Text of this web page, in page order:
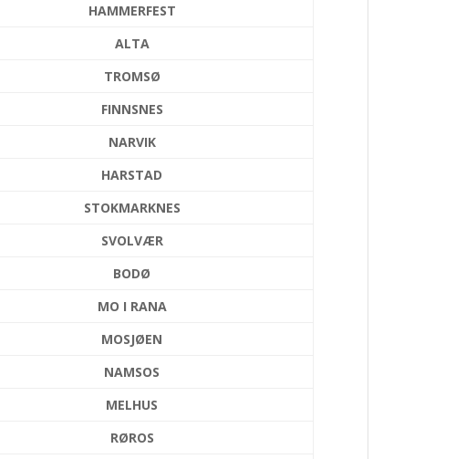
HAMMERFEST
ALTA
TROMSØ
FINNSNES
NARVIK
HARSTAD
STOKMARKNES
SVOLVÆR
BODØ
MO I RANA
MOSJØEN
NAMSOS
MELHUS
RØROS